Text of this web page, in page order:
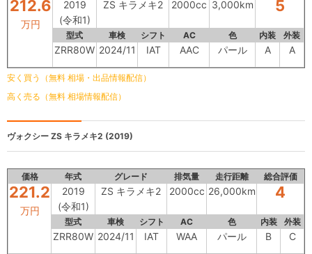
212.6
万円
2019
(令和1)
ZS キラメキ2 2000cc 3,000km 5
型式 車検 シフト AC 色 内装 外装
ZRR80W 2024/11 IAT AAC パール A A
安く買う（無料 相場・出品情報配信）
高く売る（無料 相場情報配信）
ヴォクシー ZS キラメキ2 (2019)
価格 年式 グレード 排気量 走行距離 総合評価
221.2
万円
2019
(令和1)
ZS キラメキ2 2000cc 26,000km 4
型式 車検 シフト AC 色 内装 外装
ZRR80W 2024/11 IAT WAA パール B C